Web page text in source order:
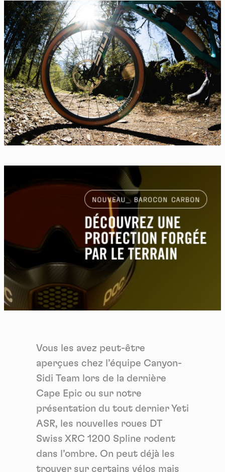
Vous les avez peut-être
aperçues chez l’équipe Canyon-
Sidi Team lors de la dernière
Cape Epic ou sur notre
présentation du tout dernier Yeti
ASR, les nouvelles roues DT
Swiss XRC 1200 Spline rodent
dans l’ombre. On peut déjà les
trouver sur certains vélos mais